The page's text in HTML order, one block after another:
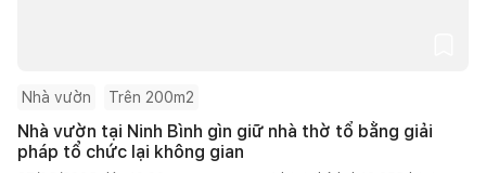
Nhà vườn Trên 200m2
Nhà vườn tại Ninh Bình gìn giữ nhà thờ tổ bằng giải
pháp tổ chức lại không gian